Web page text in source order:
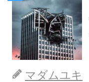
マダムユキ